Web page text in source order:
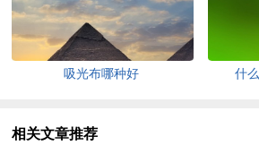
吸光布哪种好 什
相关文章推荐